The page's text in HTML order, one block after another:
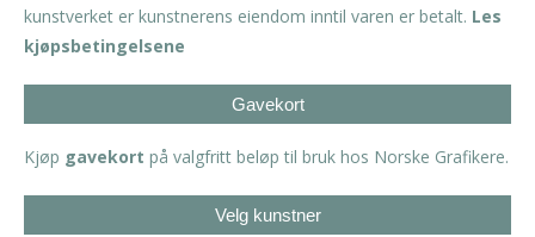
kunstverket er kunstnerens eiendom inntil varen er betalt. Les
kjøpsbetingelsene
Gavekort
Kjøp gavekort på valgfritt beløp til bruk hos Norske Grafikere.
Velg kunstner